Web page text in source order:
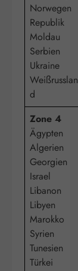
Norwegen
Republik
Moldau
Serbien
Ukraine
Weißrusslan
d
Zone 4
Ägypten
Algerien
Georgien
Israel
Libanon
Libyen
Marokko
Syrien
Tunesien
Türkei